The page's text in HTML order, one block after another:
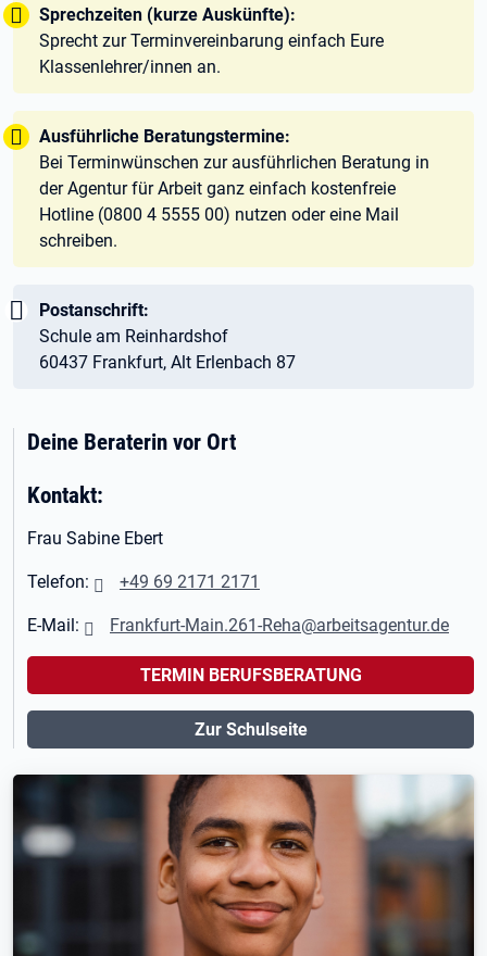
Tipp:
Sprechzeiten (kurze Auskünfte):
Sprecht zur Terminvereinbarung einfach Eure
Klassenlehrer/innen an.
Tipp:
Ausführliche Beratungstermine:
Bei Terminwünschen zur ausführlichen Beratung in
der Agentur für Arbeit ganz einfach kostenfreie
Hotline (0800 4 5555 00) nutzen oder eine Mail
schreiben.
Wichtig:
Postanschrift:
Schule am Reinhardshof
60437 Frankfurt, Alt Erlenbach 87
Deine Beraterin vor Ort
Kontakt:
Frau Sabine Ebert
Telefon: +49 69 2171 2171
E-Mail: Frankfurt-Main.261-Reha@arbeitsagentur.de
TERMIN BERUFSBERATUNG
Zur Schulseite